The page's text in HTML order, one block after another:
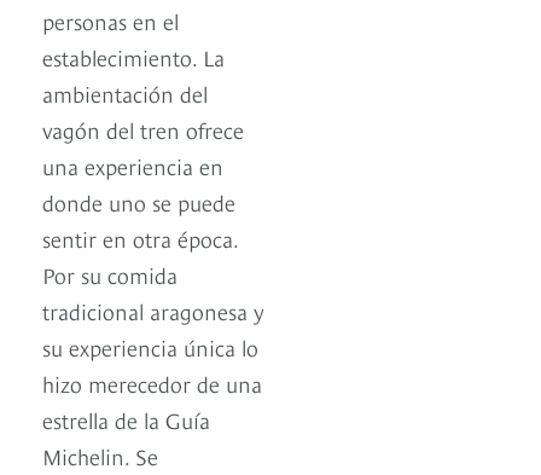
personas en el
establecimiento. La
ambientación del
vagón del tren ofrece
una experiencia en
donde uno se puede
sentir en otra época.
Por su comida
tradicional aragonesa y
su experiencia única lo
hizo merecedor de una
estrella de la Guía
Michelin. Se